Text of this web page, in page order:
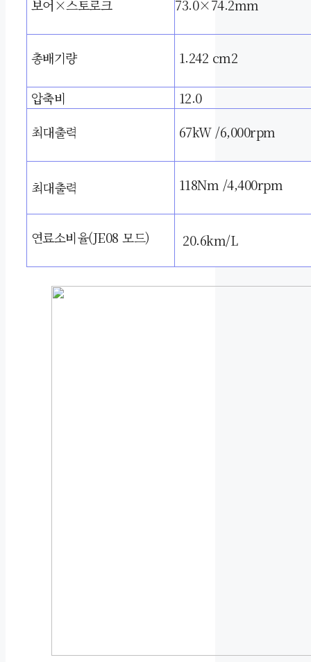
보어×스토로크 73.0×74.2mm
총배기량 1.242 cm2
압축비
12.0
최대출력
67kW /6,000rpm
최대출력 118Nm /4,400rpm
연료소비율(JE08 모드) 20.6km/L